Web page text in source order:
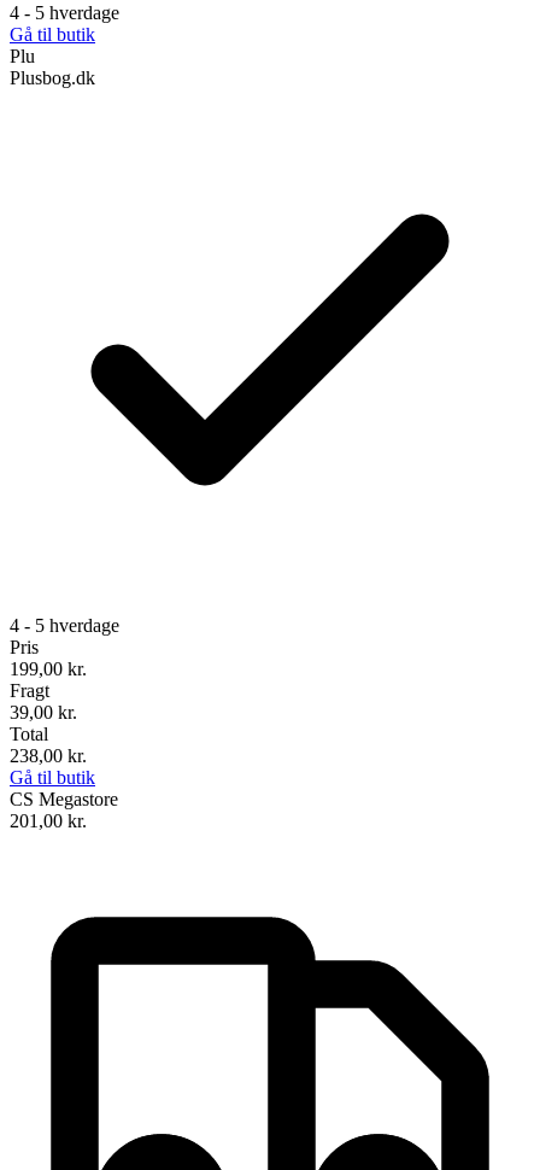
4 - 5 hverdage
Gå til butik
Plu
Plusbog.dk
4 - 5 hverdage
Pris
199,00 kr.
Fragt
39,00 kr.
Total
238,00 kr.
Gå til butik
CS Megastore
201,00 kr.